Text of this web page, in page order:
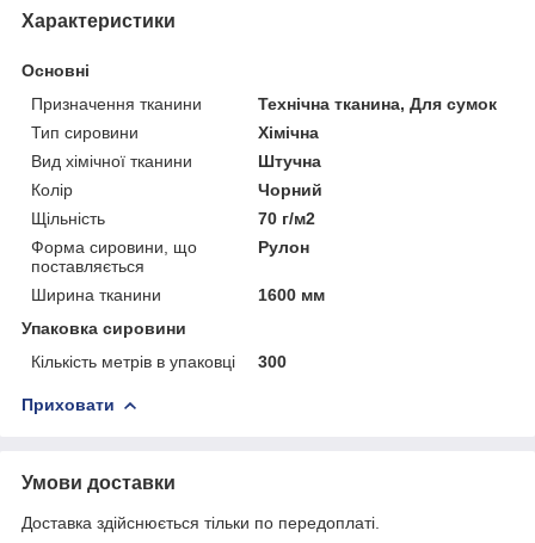
Характеристики
Основні
Призначення тканини
Технічна тканина, Для сумок
Тип сировини
Хімічна
Вид хімічної тканини
Штучна
Колір
Чорний
Щільність
70 г/м2
Форма сировини, що
поставляється
Рулон
Ширина тканини
1600 мм
Упаковка сировини
Кількість метрів в упаковці
300
Приховати
Умови доставки
Доставка здійснюється тільки по передоплаті.